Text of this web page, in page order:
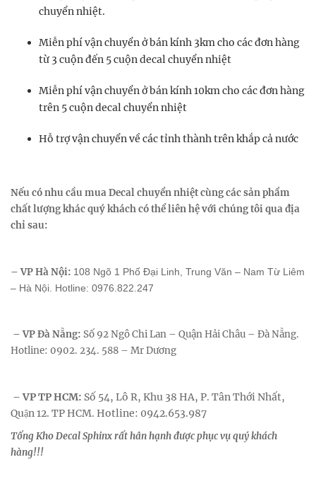
chuyển nhiệt.
Miễn phí vận chuyển ở bán kính 3km cho các đơn hàng
từ 3 cuộn đến 5 cuộn decal chuyển nhiệt
Miễn phí vận chuyển ở bán kính 10km cho các đơn hàng
trên 5 cuộn decal chuyển nhiệt
Hỗ trợ vận chuyển về các tỉnh thành trên khắp cả nước
Nếu có nhu cầu mua Decal chuyển nhiệt cùng các sản phẩm
chất lượng khác quý khách có thể liên hệ với chúng tôi qua địa
chỉ sau:
– VP Hà Nội: 108 Ngõ 1 Phố Đại Linh, Trung Văn – Nam Từ Liêm
– Hà Nội. Hotline: 0976.822.247
– VP Đà Nẵng: Số 92 Ngô Chi Lan – Quận Hải Châu – Đà Nẵng.
Hotline: 0902. 234. 588 – Mr Dương
–VP TP HCM: Số 54, Lô R, Khu 38 HA, P. Tân Thới Nhất,
Quận 12. TP HCM. Hotline: 0942.653.987
Tổng Kho Decal Sphinx rất hân hạnh được phục vụ quý khách
hàng!!!